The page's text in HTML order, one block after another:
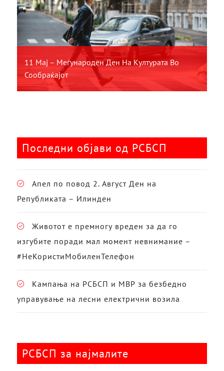
11 Мај – Меѓународен Ден На Културата Во
Сообраќајот
Последни објави од РСБСП
Апел по повод 2. Август Ден на
Републиката – Илинден
Животот е премногу вреден за да го
изгубите поради мал момент невнимание –
#НеКористиМобиленТелефон
Кампања на РСБСП и МВР за безбедно
управување на лесни електрични возила
РСБСП за најмалите